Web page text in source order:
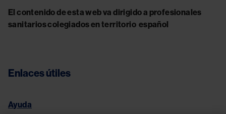
El contenido de esta web va dirigido a profesionales
sanitarios colegiados en territorio español
Enlaces útiles
Ayuda